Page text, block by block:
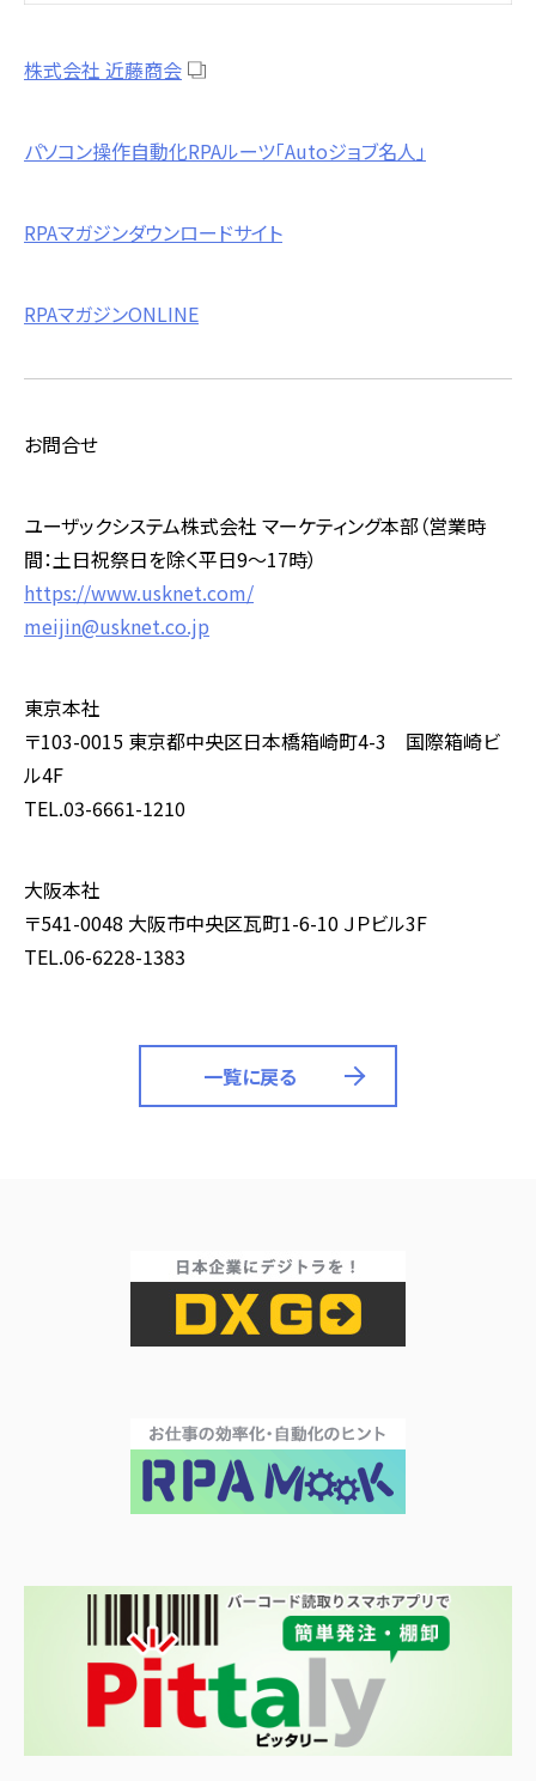
株式会社 近藤商会
パソコン操作自動化RPAルーツ「Autoジョブ名人」
RPAマガジンダウンロードサイト
RPAマガジンONLINE
お問合せ
ユーザックシステム株式会社 マーケティング本部（営業時
間：土日祝祭日を除く平日9～17時）
https://www.usknet.com/
meijin@usknet.co.jp
東京本社
〒103-0015 東京都中央区日本橋箱崎町4-3 国際箱崎ビ
ル4F
TEL.03-6661-1210
大阪本社
〒541-0048 大阪市中央区瓦町1-6-10 ＪＰビル3F
TEL.06-6228-1383
一覧に戻る